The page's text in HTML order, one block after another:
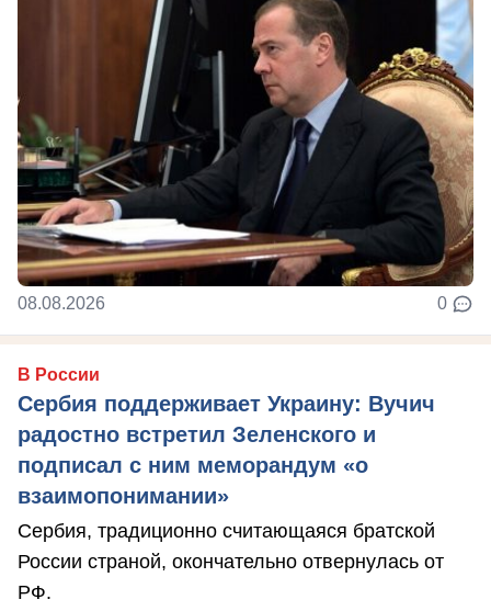
08.08.2026 0
В России
Сербия поддерживает Украину: Вучич
радостно встретил Зеленского и
подписал с ним меморандум «о
взаимопонимании»
Сербия, традиционно считающаяся братской
России страной, окончательно отвернулась от
РФ.